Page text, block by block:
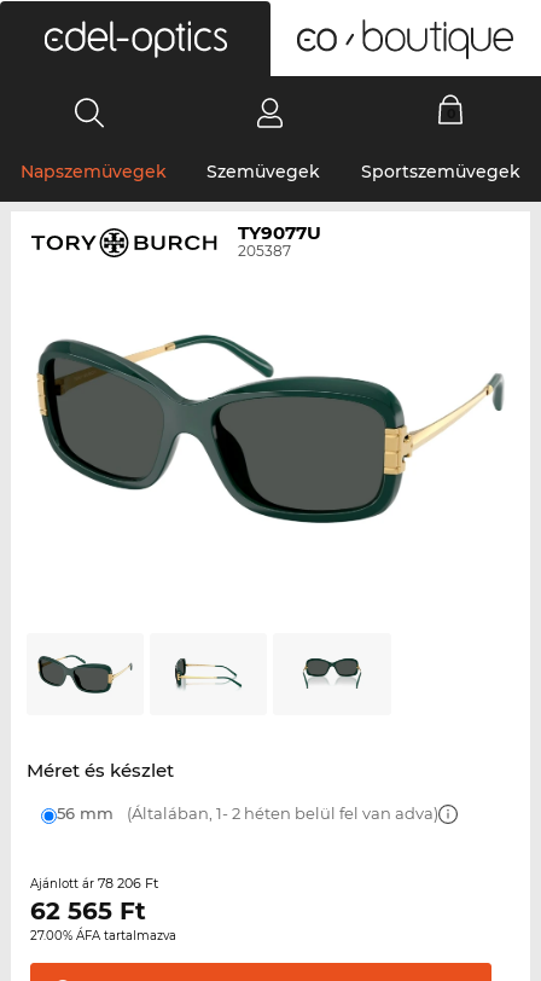
Napszemüvegek Szemüvegek Sportszemüvegek
TY9077U
205387
Méret és készlet
56 mm (Általában, 1- 2 héten belül fel van adva)
Ajánlott ár 78 206 Ft
62 565Ft
27.00% ÁFA tartalmazva